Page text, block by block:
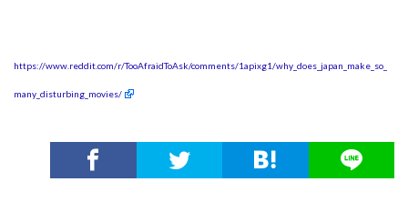
https://www.reddit.com/r/TooAfraidToAsk/comments/1apixg1/why_does_japan_make_so_
many_disturbing_movies/